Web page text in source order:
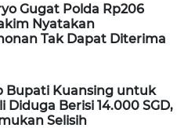
Gugat Polda Rp206
Nyatakan
Tak Dapat Diterima
Bupati Kuansing untuk
Diduga Berisi 14.000 SGD,
Selisih